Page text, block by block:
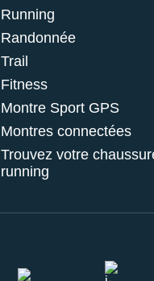
Running
Randonnée
Trail
Fitness
Montre Sport GPS
Montres connectées
Trouvez votre
running